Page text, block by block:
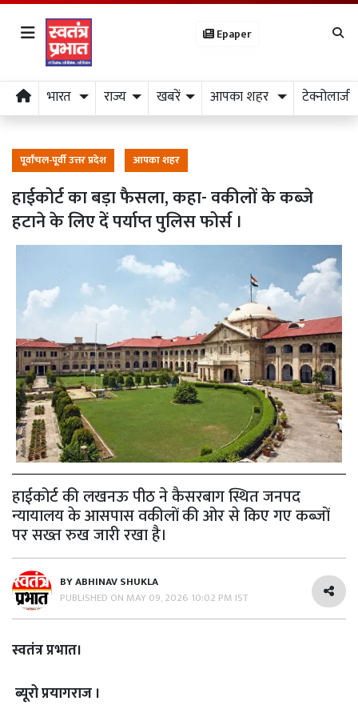
Epaper
भारत राज्य खबरें आपका शहर टेक्नोलाजी
पूर्वांचल-पूर्वी उत्तर प्रदेश आपका शहर
हाईकोर्ट का बड़ा फैसला, कहा- वकीलों के कब्जे
हटाने के लिए दें पर्याप्त पुलिस फोर्स ।
हाईकोर्ट की लखनऊ पीठ ने कैसरबाग स्थित जनपद
न्यायालय के आसपास वकीलों की ओर से किए गए कब्जों
पर सख्त रुख जारी रखा है।
BYABHINAV SHUKLA
PUBLISHED ON MAY 09, 2026 10:02 PM IST
स्वतंत्र प्रभात।
ब्यूरो प्रयागराज ।